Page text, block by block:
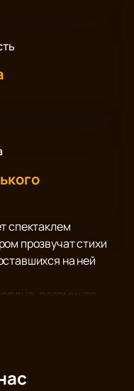
спектаклем
прозвучат стихи
на ней
потому что
это генная
и